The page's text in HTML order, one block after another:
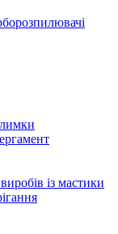
із мастики